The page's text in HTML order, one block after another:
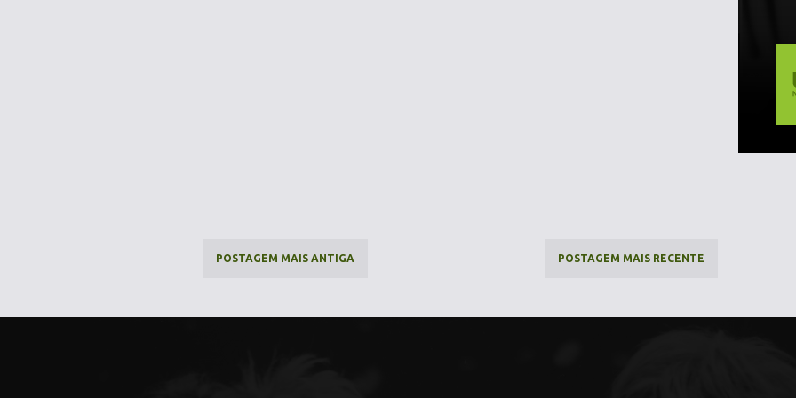
POSTAGEM MAIS RECENTE
POSTAGEM MAIS ANTIGA